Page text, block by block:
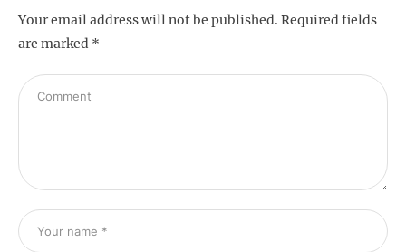
Your email address will not be published. Required fields
are marked *